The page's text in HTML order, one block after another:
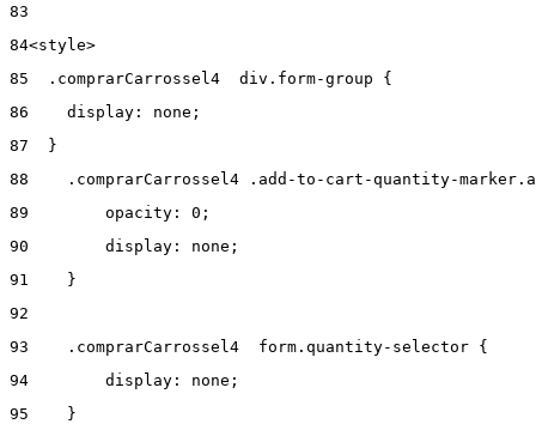
83
84<style>
85
  .comprarCarrossel4  div.form-group {
86
    display: none;
87
  }
88
.comprarCarrossel4 .add-to-cart-quantity-
89
        opacity: 0;
90
        display: none;
91
    }
92
93
    .comprarCarrossel4  form.quantity-selector {
94
        display: none;
95
    }